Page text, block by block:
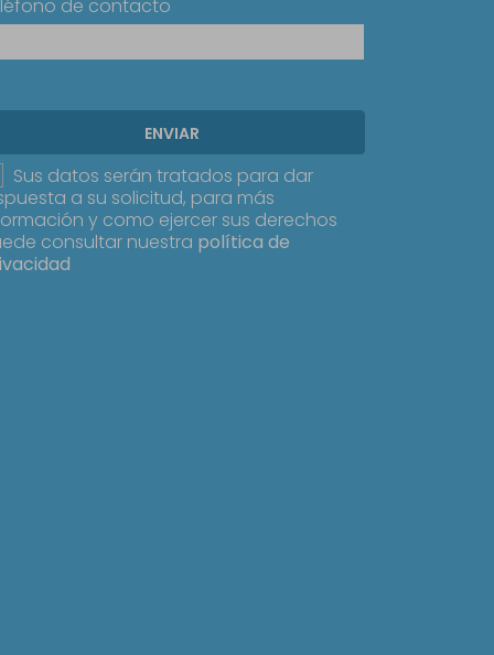
de contacto
ENVIAR
Sus datos serán tratados para dar
a su solicitud, para más
y como ejercer sus derechos
consultar nuestra política de